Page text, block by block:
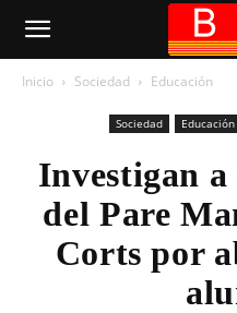
Inicio Sociedad Educación
Sociedad Educación
Investigan
del Pare
Corts por